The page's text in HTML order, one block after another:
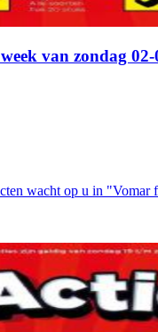
van zondag
wacht op u in